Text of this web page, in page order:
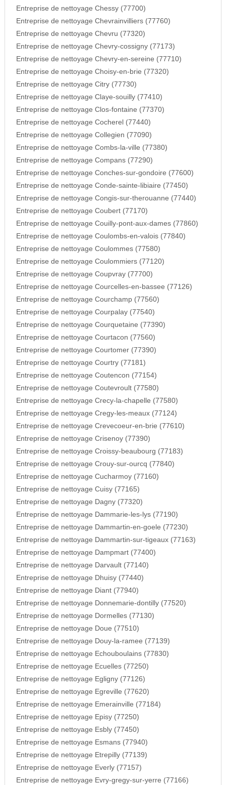
Entreprise de nettoyage Chessy (77700)
Entreprise de nettoyage Chevrainvilliers (77760)
Entreprise de nettoyage Chevru (77320)
Entreprise de nettoyage Chevry-cossigny (77173)
Entreprise de nettoyage Chevry-en-sereine (77710)
Entreprise de nettoyage Choisy-en-brie (77320)
Entreprise de nettoyage Citry (77730)
Entreprise de nettoyage Claye-souilly (77410)
Entreprise de nettoyage Clos-fontaine (77370)
Entreprise de nettoyage Cocherel (77440)
Entreprise de nettoyage Collegien (77090)
Entreprise de nettoyage Combs-la-ville (77380)
Entreprise de nettoyage Compans (77290)
Entreprise de nettoyage Conches-sur-gondoire (77600)
Entreprise de nettoyage Conde-sainte-libiaire (77450)
Entreprise de nettoyage Congis-sur-therouanne (77440)
Entreprise de nettoyage Coubert (77170)
Entreprise de nettoyage Couilly-pont-aux-dames (77860)
Entreprise de nettoyage Coulombs-en-valois (77840)
Entreprise de nettoyage Coulommes (77580)
Entreprise de nettoyage Coulommiers (77120)
Entreprise de nettoyage Coupvray (77700)
Entreprise de nettoyage Courcelles-en-bassee (77126)
Entreprise de nettoyage Courchamp (77560)
Entreprise de nettoyage Courpalay (77540)
Entreprise de nettoyage Courquetaine (77390)
Entreprise de nettoyage Courtacon (77560)
Entreprise de nettoyage Courtomer (77390)
Entreprise de nettoyage Courtry (77181)
Entreprise de nettoyage Coutencon (77154)
Entreprise de nettoyage Coutevroult (77580)
Entreprise de nettoyage Crecy-la-chapelle (77580)
Entreprise de nettoyage Cregy-les-meaux (77124)
Entreprise de nettoyage Crevecoeur-en-brie (77610)
Entreprise de nettoyage Crisenoy (77390)
Entreprise de nettoyage Croissy-beaubourg (77183)
Entreprise de nettoyage Crouy-sur-ourcq (77840)
Entreprise de nettoyage Cucharmoy (77160)
Entreprise de nettoyage Cuisy (77165)
Entreprise de nettoyage Dagny (77320)
Entreprise de nettoyage Dammarie-les-lys (77190)
Entreprise de nettoyage Dammartin-en-goele (77230)
Entreprise de nettoyage Dammartin-sur-tigeaux (77163)
Entreprise de nettoyage Dampmart (77400)
Entreprise de nettoyage Darvault (77140)
Entreprise de nettoyage Dhuisy (77440)
Entreprise de nettoyage Diant (77940)
Entreprise de nettoyage Donnemarie-dontilly (77520)
Entreprise de nettoyage Dormelles (77130)
Entreprise de nettoyage Doue (77510)
Entreprise de nettoyage Douy-la-ramee (77139)
Entreprise de nettoyage Echouboulains (77830)
Entreprise de nettoyage Ecuelles (77250)
Entreprise de nettoyage Egligny (77126)
Entreprise de nettoyage Egreville (77620)
Entreprise de nettoyage Emerainville (77184)
Entreprise de nettoyage Episy (77250)
Entreprise de nettoyage Esbly (77450)
Entreprise de nettoyage Esmans (77940)
Entreprise de nettoyage Etrepilly (77139)
Entreprise de nettoyage Everly (77157)
Entreprise de nettoyage Evry-gregy-sur-yerre (77166)